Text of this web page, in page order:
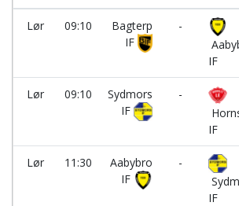
Lør 09:10
Bagterp
IF
-
IF
Lør 09:10
Sydmors
IF
-
IF
Lør 11:30
Aabybro
IF
-
IF